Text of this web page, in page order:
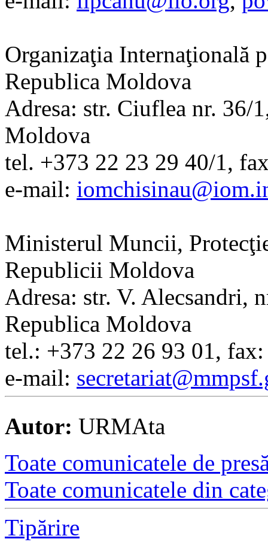
Organizaţia Internaţională
Republica Moldova
Adresa: str. Ciuflea nr. 36/
Moldova
tel. +373 22 23 29 40/1,
e-mail:
Ministerul Muncii,
Republicii Moldova
Adresa: str. V. Alecsandri,
Republica Moldova
tel.: +373 22 26 93 01,
e-mail:
Autor: URMAta
Toate comunicatele de
Toate comunicatele din
Tipărire